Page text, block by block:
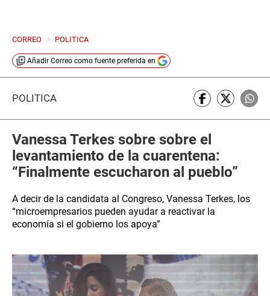
CORREO > POLITICA
Añadir Correo como fuente preferida en
POLÍTICA
Vanessa Terkes sobre sobre el
levantamiento de la cuarentena:
“Finalmente escucharon al pueblo”
A decir de la candidata al Congreso, Vanessa Terkes, los
“microempresarios pueden ayudar a reactivar la
economía si el gobierno los apoya”